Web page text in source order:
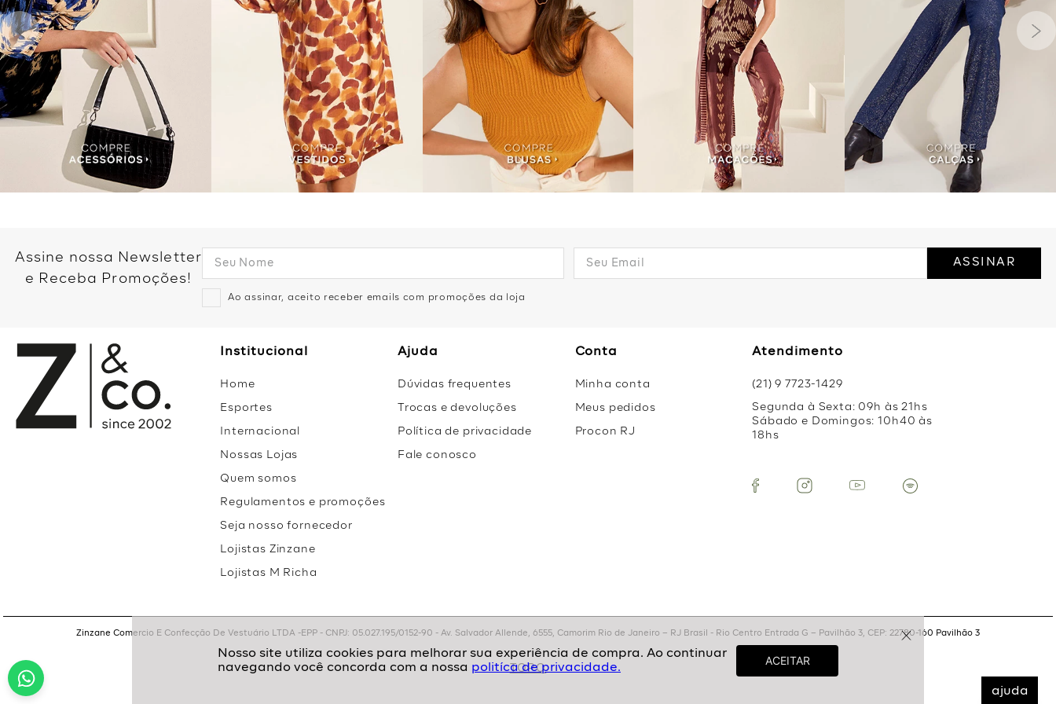
ajuda
politíca de privacidade.
Assine nossa Newsletter
e Receba Promoções!
Ao assinar, aceito receber emails com promoções da loja
ASSINAR
Institucional
Home
Esportes
Internacional
Nossas Lojas
Quem somos
Regulamentos e promoções
Seja nosso fornecedor
Lojistas Zinzane
Lojistas M Richa
Ajuda
Dúvidas frequentes
Trocas e devoluções
Política de privacidade
Fale conosco
Conta
Minha conta
Meus pedidos
Procon RJ
Atendimento
(21) 9 7723-1429
Segunda à Sexta: 09h às 21hs
Sábado e Domingos: 10h40 às
18hs
Zinzane Comercio E Confecção De Vestuário LTDA -EPP - CNPJ: 05.027.195/0152-90 - Av. Salvador Allende, 6555, Camorim Rio de Janeiro – RJ Brasil - Rio Centro Entrada G – Pavilhão 3, CEP: 22780-160 Pavilhão 3
TOPO